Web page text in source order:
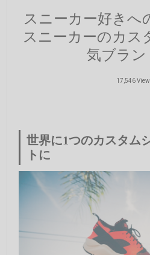
スニーカー好き
スニーカーのカス
気ブラン
17,546
世界に1つのカスタム
トに